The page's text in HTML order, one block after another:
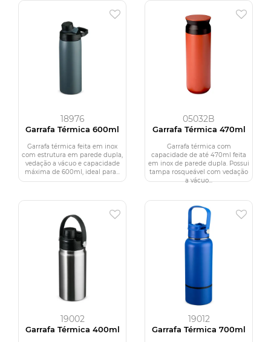
18976
Garrafa Térmica 600ml
Garrafa térmica feita em inox
com estrutura em parede dupla,
vedação a vácuo e capacidade
máxima de 600ml, ideal para...
05032B
Garrafa Térmica 470ml
Garrafa térmica com
capacidade de até 470ml feita
em inox de parede dupla. Possui
tampa rosqueável com vedação
a vácuo...
19002
Garrafa Térmica 400ml
19012
Garrafa Térmica 700ml